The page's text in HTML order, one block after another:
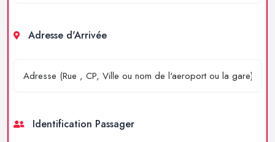
Adresse d'Arrivée
Identification Passager